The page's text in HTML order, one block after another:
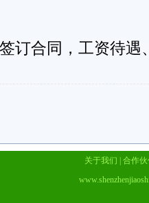
订合同，工资待遇
关于我们
合作